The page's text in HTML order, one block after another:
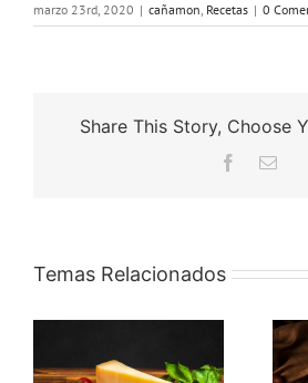
marzo 23rd, 2020 | cañamon Recetas | 0
Share This Story, Choose
Facebook
Temas Relacionados
Receta saludable: